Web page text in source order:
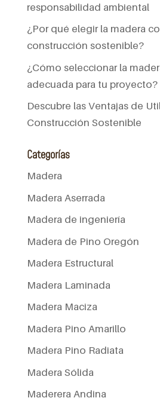
responsabilidad ambiental
¿Por qué elegir la madera
construcción sostenible?
¿Cómo seleccionar la
adecuada para tu proyecto?
Descubre las Ventajas de
Construcción Sostenible
Categorías
Madera
Madera Aserrada
Madera de ingeniería
Madera de Pino Oregón
Madera Estructural
Madera Laminada
Madera Maciza
Madera Pino Amarillo
Madera Pino Radiata
Madera Sólida
Maderera Andina